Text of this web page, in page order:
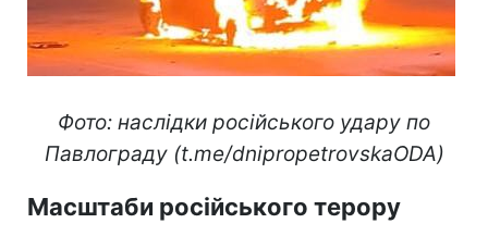
Фото: наслідки російського удару по
Павлограду (t.me/dnipropetrovskaODA)
Масштаби російського терору